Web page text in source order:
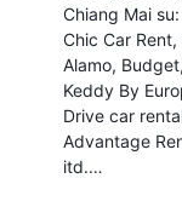
Chiang Mai su:
Chic Car Rent
Alamo Budget
Keddy By
Drive car
Advantage
itd.…